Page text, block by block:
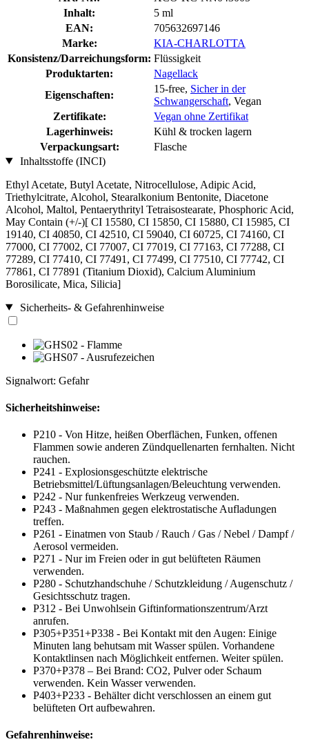
Inhalt:
5 ml
EAN:
705632697146
Marke:
KIA-CHARLOTTA
Konsistenz/Darreichungsform: Flüssigkeit
Produktarten:
Nagellack
Eigenschaften:
15-free, Sicher in der
Schwangerschaft, Vegan
Zertifikate:
Vegan ohne Zertifikat
Lagerhinweis:
Kühl & trocken lagern
Verpackungsart:
Flasche
Inhaltsstoffe (INCI)
Ethyl Acetate, Butyl Acetate, Nitrocellulose, Adipic Acid,
Triethylcitrate, Alcohol, Stearalkonium Bentonite, Diacetone
Alcohol, Maltol, Pentaerythrityl Tetraisostearate, Phosphoric Acid,
May Contain (+/-)[ CI 15580, CI 15850, CI 15880, CI 15985, CI
19140, CI 40850, CI 42510, CI 59040, CI 60725, CI 74160, CI
77000, CI 77002, CI 77007, CI 77019, CI 77163, CI 77288, CI
77289, CI 77410, CI 77491, CI 77499, CI 77510, CI 77742, CI
77861, CI 77891 (Titanium Dioxid), Calcium Aluminium
Borosilicate, Mica, Silicia]
Sicherheits- & Gefahrenhinweise
Signalwort: Gefahr
Sicherheitshinweise:
P210 - Von Hitze, heißen Oberflächen, Funken, offenen
Flammen sowie anderen Zündquellenarten fernhalten. Nicht
rauchen.
P241 - Explosionsgeschützte elektrische
Betriebsmittel/Lüftungsanlagen/Beleuchtung verwenden.
P242 - Nur funkenfreies Werkzeug verwenden.
P243 - Maßnahmen gegen elektrostatische Aufladungen
treffen.
P261 - Einatmen von Staub / Rauch / Gas / Nebel / Dampf /
Aerosol vermeiden.
P271 - Nur im Freien oder in gut belüfteten Räumen
verwenden.
P280 - Schutzhandschuhe / Schutzkleidung / Augenschutz /
Gesichtsschutz tragen.
P312 - Bei Unwohlsein Giftinformationszentrum/Arzt
anrufen.
P305+P351+P338 - Bei Kontakt mit den Augen: Einige
Minuten lang behutsam mit Wasser spülen. Vorhandene
Kontaktlinsen nach Möglichkeit entfernen. Weiter spülen.
P370+P378 – Bei Brand: CO2, Pulver oder Schaum
verwenden. Kein Wasser verwenden.
P403+P233 - Behälter dicht verschlossen an einem gut
belüfteten Ort aufbewahren.
Gefahrenhinweise: